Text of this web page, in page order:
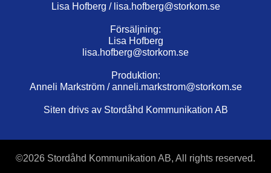
Lisa Hofberg / lisa.hofberg@storkom.se
Försäljning:
Lisa Hofberg
lisa.hofberg@storkom.se
Produktion:
Anneli Markström /anneli.markstrom@storkom.se
Siten drivs av Stordåhd Kommunikation AB
©2026 Stordåhd Kommunikation AB, All rights reserved.